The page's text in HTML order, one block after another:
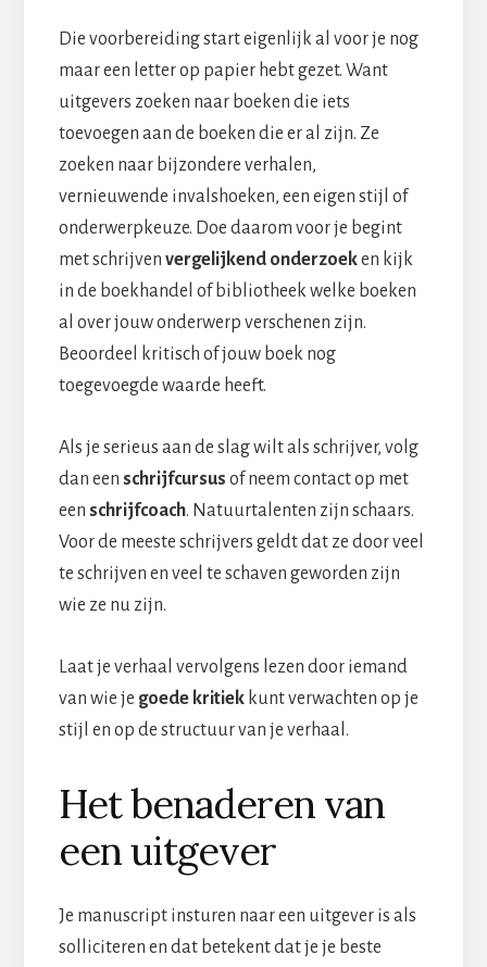
Die voorbereiding start eigenlijk al voor je nog
maar een letter op papier hebt gezet. Want
uitgevers zoeken naar boeken die iets
toevoegen aan de boeken die er al zijn. Ze
zoeken naar bijzondere verhalen,
vernieuwende invalshoeken, een eigen stijl of
onderwerpkeuze. Doe daarom voor je begint
met schrijven vergelijkend onderzoeken kijk
in de boekhandel of bibliotheek welke boeken
al over jouw onderwerp verschenen zijn.
Beoordeel kritisch of jouw boek nog
toegevoegde waarde heeft.
Als je serieus aan de slag wilt als schrijver, volg
dan een schrijfcursus of neem contact op met
een schrijfcoach. Natuurtalenten zijn schaars.
Voor de meeste schrijvers geldt dat ze door veel
te schrijven en veel te schaven geworden zijn
wie ze nu zijn.
Laat je verhaal vervolgens lezen door iemand
van wie je goede kritiekkunt verwachten op je
stijl en op de structuur van je verhaal.
Het benaderen van
een uitgever
Je manuscript insturen naar een uitgever is als
solliciteren en dat betekent dat je je beste